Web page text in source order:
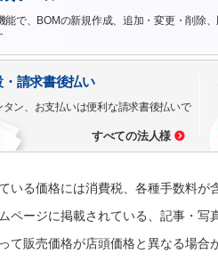
能で、BOMの新規作成、追加・変更・削除
・請求書後払い
タン、お支払いは便利な請求書後払いで
すべての法人様
いる価格には消費税、各種手数料が
ページに掲載されている、記事・写
て販売価格が店頭価格と異なる場合